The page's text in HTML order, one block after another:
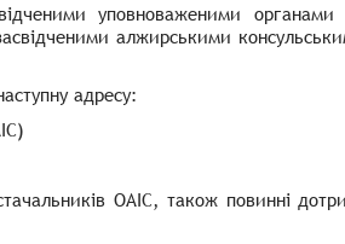
уповноваженими
алжирськими
адресу:
OAIC, також повинні